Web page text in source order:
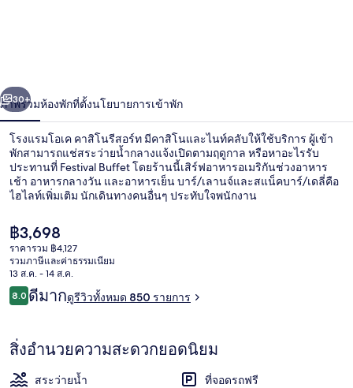
สิ
โน
รีสอร์ท
า
ถัดไป
30+
ภาพรวมห้องพักที่ตั้งนโยบายการเข้าพัก
โรงแรมโอเค คาสิโนรีสอร์ท มีคาสิโนและไนท์คลับให้ใช้บริการ ผู้เข้า
พักสามารถแช่สระว่ายน้ำกลางแจ้งเปิดตามฤดูกาล หรือหาอะไรรับ
ประทานที่ Festival Buffet โดยร้านนี้เสิร์ฟอาหารอเมริกันช่วงอาหาร
เช้า อาหารกลางวัน และอาหารเย็น บาร์/เลานจ์และสแน็คบาร์/เดลี่คือ
ไฮไลท์เพิ่มเติม นักเดินทางคนอื่นๆ ประทับใจพนักงาน
ราคา
ปัจจุบัน
฿3,698
฿3,698
ราคารวม ฿4,127
รวมภาษีและค่าธรรมเนียม
13 ส.ค. - 14 ส.ค.
รีวิว
8.08.0 จาก 10
ดีมากดูรีวิวทั้งหมด 850 รายการ
สิ่งอำนวยความสะดวกยอดนิยม
สระว่ายน้ำ
ที่จอดรถฟรี